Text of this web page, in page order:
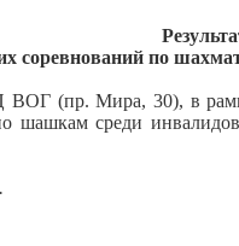
соревнований по
ВОГ (пр. Мира, 30), в
шашкам среди